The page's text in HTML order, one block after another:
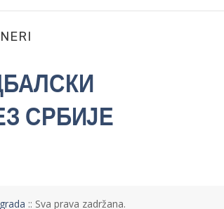
:: Sva prava zadržana.